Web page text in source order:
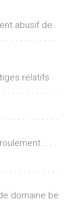
abusif de
. . . . . . . . . .
relatifs
. . . . . . . . . .
. . . . . . . . . . .
.. . .
. . . . . . . . . . .
domaine.be